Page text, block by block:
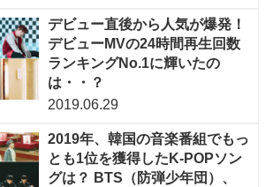
デビュー直後から人気が爆発！
デビューMVの24時間再生回数
ランキングNo.1に輝いたの
は・・？
2019.06.29
2019年、韓国の音楽番組でもっ
とも1位を獲得したK-POPソン
グは？ BTS（防弾少年団）、